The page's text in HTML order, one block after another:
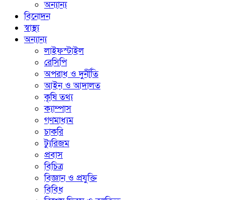
অন্যান্য
বিনোদন
স্বাস্থ্য
অন্যান্য
লাইফস্টাইল
রেসিপি
অপরাধ ও দুর্নীতি
আইন ও আদালত
কৃষি তথ্য
ক্যাম্পাস
গণমাধ্যম
চাকরি
ট্যুরিজম
প্রবাস
বিচিত্র
বিজ্ঞান ও প্রযুক্তি
বিবিধ